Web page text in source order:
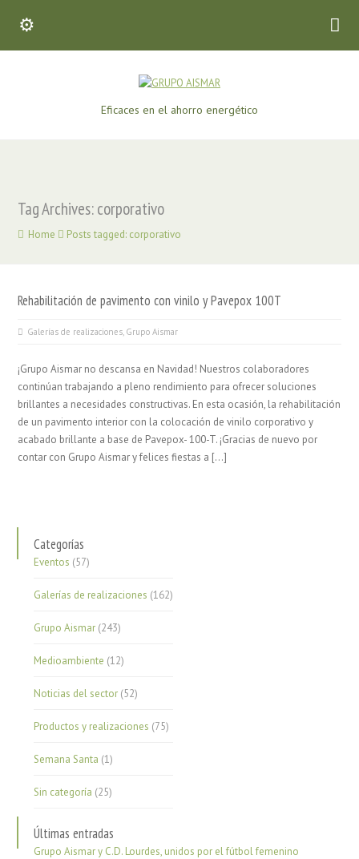
Eficaces en el ahorro energético
Tag Archives: corporativo
Home Posts tagged: corporativo
Rehabilitación de pavimento con vinilo y Pavepox 100T
Galerías de realizaciones, Grupo Aismar
¡Grupo Aismar no descansa en Navidad! Nuestros colaboradores
continúan trabajando a pleno rendimiento para ofrecer soluciones
brillantes a necesidades constructivas. En esta ocasión, la rehabilitación
de un pavimento interior con la colocación de vinilo corporativo y
acabado brillante a base de Pavepox- 100-T. ¡Gracias de nuevo por
contar con Grupo Aismar y felices fiestas a […]
Categorías
Eventos (57)
Galerías de realizaciones (162)
Grupo Aismar (243)
Medioambiente (12)
Noticias del sector (52)
Productos y realizaciones (75)
Semana Santa (1)
Sin categoría (25)
Últimas entradas
Grupo Aismar y C.D. Lourdes, unidos por el fútbol femenino